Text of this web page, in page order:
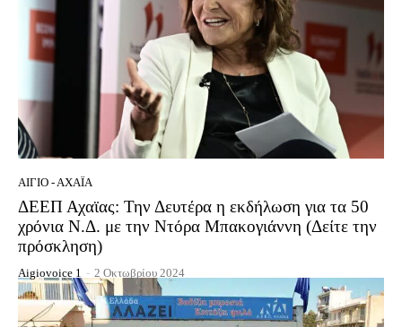
ΑΊΓΙΟ - ΑΧΑΪ́Α
ΔΕΕΠ Αχαϊας: Την Δευτέρα η εκδήλωση για τα 50
χρόνια Ν.Δ. με την Ντόρα Μπακογιάννη (Δείτε την
πρόσκληση)
Aigiovoice 1 - 2 Οκτωβρίου 2024